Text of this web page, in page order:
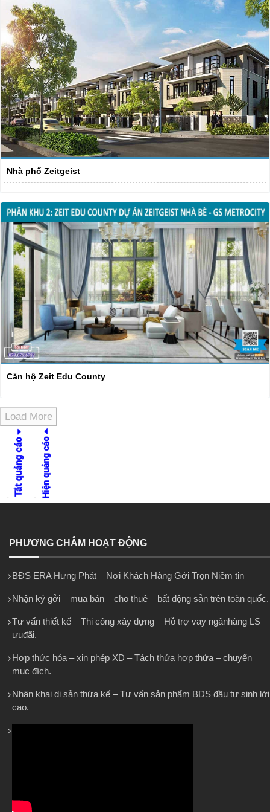
Nhà phố Zeitgeist
Căn hộ Zeit Edu County
Load More
PHƯƠNG CHÂM HOẠT ĐỘNG
BĐS ERA Hưng Phát – Nơi Khách Hàng Gởi Trọn Niềm tin
Nhận ký gởi – mua bán – cho thuê – bất động sản trên toàn quốc.
Tư vấn thiết kế – Thi công xây dựng – Hỗ trợ vay ngânhàng LS
ưuđãi.
Hợp thức hóa – xin phép XD – Tách thửa hợp thửa – chuyển
mục đích.
Nhận khai di sản thừa kế – Tư vấn sản phẩm BDS đầu tư sinh lời
cao.